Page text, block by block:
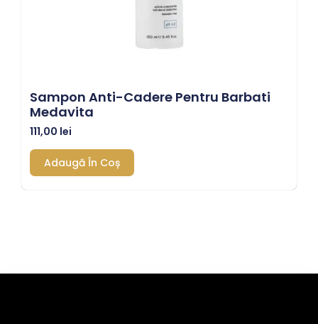
Sampon Anti-Cadere Pentru Barbati
Medavita
111,00 lei
Adaugă În Coș